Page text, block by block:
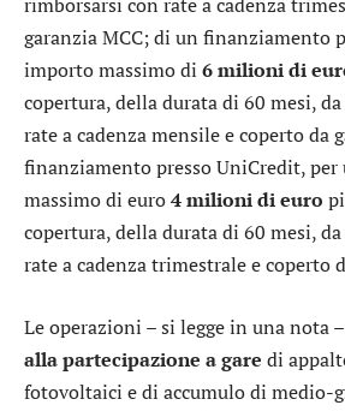
garanzia MCC; di un finanziamento
importo massimo di 6 milioni di
copertura, della durata di 60 mesi,
rate a cadenza mensile e coperto da
finanziamento pressoUniCredit,
massimo di euro4 milioni di euro
copertura, della durata di 60 mesi,
rate a cadenza trimestrale e coperto
Le operazioni – si legge in una nota
alla partecipazione a gare di
fotovoltaici e di accumulo di medio-